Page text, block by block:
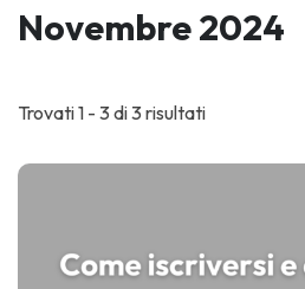
Novembre 2024
Trovati 1 - 3 di 3 risultati